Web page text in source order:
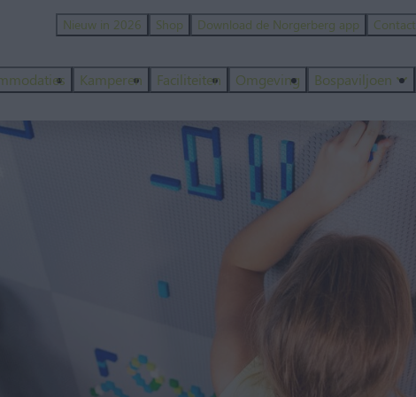
Nieuw in 2026 Shop Download de Norgerberg app Contact
Kamperen Faciliteiten Omgeving Bospaviljoen